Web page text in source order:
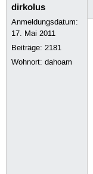
dirkolus
Anmeldungsdatum:
17. Mai 2011
Beiträge:2181
Wohnort: dahoam